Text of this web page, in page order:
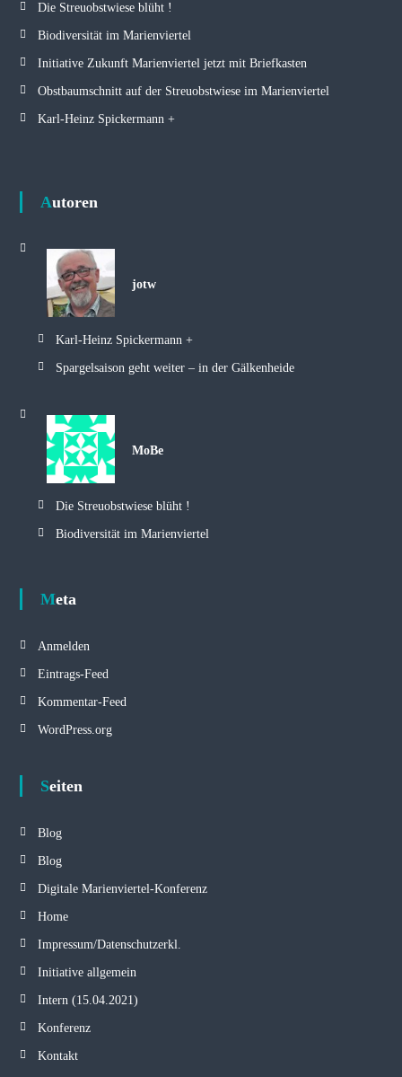
Die Streuobstwiese blüht !
Biodiversität im Marienviertel
Initiative Zukunft Marienviertel jetzt mit Briefkasten
Obstbaumschnitt auf der Streuobstwiese im Marienviertel
Karl-Heinz Spickermann +
Autoren
jotw
Karl-Heinz Spickermann +
Spargelsaison geht weiter – in der Gälkenheide
MoBe
Die Streuobstwiese blüht !
Biodiversität im Marienviertel
Meta
Anmelden
Eintrags-Feed
Kommentar-Feed
WordPress.org
Seiten
Blog
Blog
Digitale Marienviertel-Konferenz
Home
Impressum/Datenschutzerkl.
Initiative allgemein
Intern (15.04.2021)
Konferenz
Kontakt